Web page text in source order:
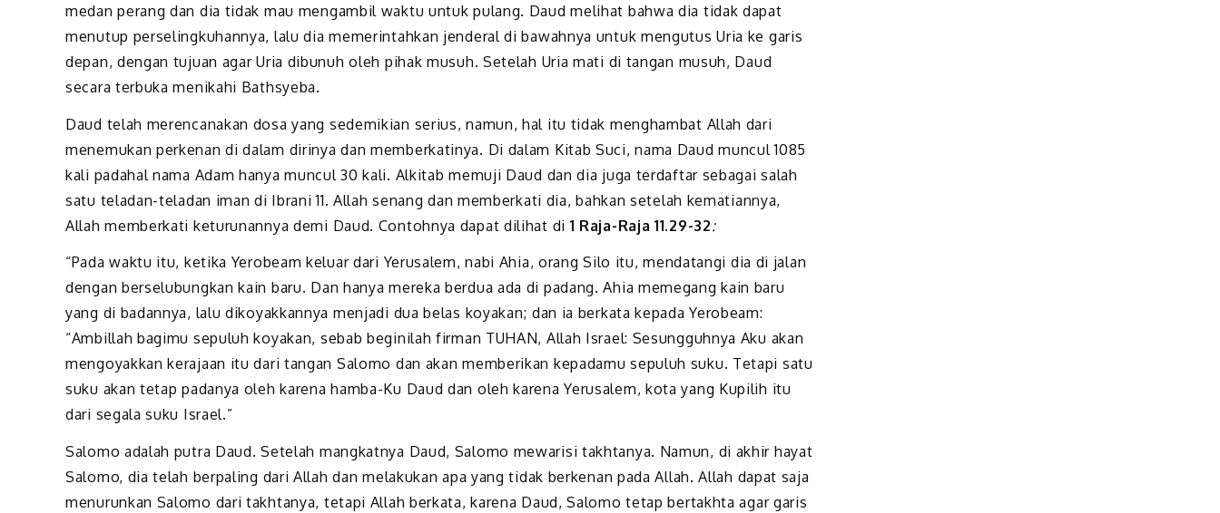
medan perang dan dia tidak mau mengambil waktu untuk pulang. Daud melihat bahwa dia tidak dapat
menutup perselingkuhannya, lalu dia memerintahkan jenderal di bawahnya untuk mengutus Uria ke garis
depan, dengan tujuan agar Uria dibunuh oleh pihak musuh. Setelah Uria mati di tangan musuh, Daud
secara terbuka menikahi Bathsyeba.
Daud telah merencanakan dosa yang sedemikian serius, namun, hal itu tidak menghambat Allah dari
menemukan perkenan di dalam dirinya dan memberkatinya. Di dalam Kitab Suci, nama Daud muncul 1085
kali padahal nama Adam hanya muncul 30 kali. Alkitab memuji Daud dan dia juga terdaftar sebagai salah
satu teladan-teladan iman di Ibrani 11. Allah senang dan memberkati dia, bahkan setelah kematiannya,
Allah memberkati keturunannya demi Daud. Contohnya dapat dilihat di 1 Raja-Raja 11.29-32:
“Pada waktu itu, ketika Yerobeam keluar dari Yerusalem, nabi Ahia, orang Silo itu, mendatangi dia di jalan
dengan berselubungkan kain baru. Dan hanya mereka berdua ada di padang. Ahia memegang kain baru
yang di badannya, lalu dikoyakkannya menjadi dua belas koyakan; dan ia berkata kepada Yerobeam:
“Ambillah bagimu sepuluh koyakan, sebab beginilah firman TUHAN, Allah Israel: Sesungguhnya Aku akan
mengoyakkan kerajaan itu dari tangan Salomo dan akan memberikan kepadamu sepuluh suku. Tetapi satu
suku akan tetap padanya oleh karena hamba-Ku Daud dan oleh karena Yerusalem, kota yang Kupilih itu
dari segala suku Israel.”
Salomo adalah putra Daud. Setelah mangkatnya Daud, Salomo mewarisi takhtanya. Namun, di akhir hayat
Salomo, dia telah berpaling dari Allah dan melakukan apa yang tidak berkenan pada Allah. Allah dapat saja
menurunkan Salomo dari takhtanya, tetapi Allah berkata, karena Daud, Salomo tetap bertakhta agar garis